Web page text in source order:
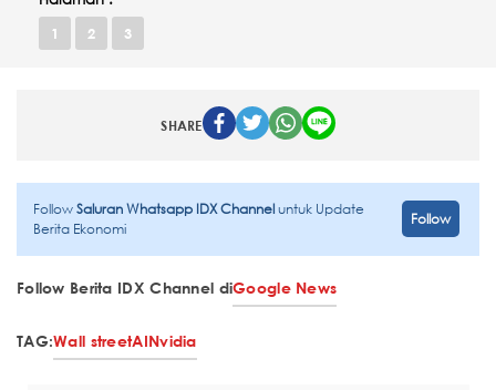
1 2 3
SHARE
FollowSaluran Whatsapp IDX Channeluntuk Update
Berita Ekonomi
Follow
Follow Berita IDX Channel diGoogle News
TAG:Wall streetAINvidia